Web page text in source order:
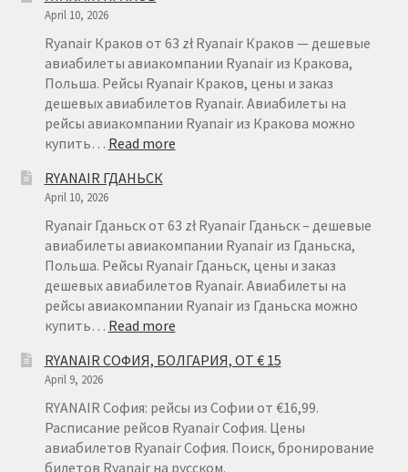
April 10, 2026
Ryanair Краков от 63 zł Ryanair Краков — дешевые
авиабилеты авиакомпании Ryanair из Кракова,
Польша. Рейсы Ryanair Краков, цены и заказ
дешевых авиабилетов Ryanair. Авиабилеты на
рейсы авиакомпании Ryanair из Кракова можно
купить… Read more:
RYANAIR ГДАНЬСК
April 10, 2026
Ryanair Гданьск от 63 zł Ryanair Гданьск – дешевые
авиабилеты авиакомпании Ryanair из Гданьска,
Польша. Рейсы Ryanair Гданьск, цены и заказ
дешевых авиабилетов Ryanair. Авиабилеты на
рейсы авиакомпании Ryanair из Гданьска можно
купить… Read more:
ГДАНЬСК
RYANAIR СОФИЯ, БОЛГАРИЯ, ОТ € 15
April 9, 2026
RYANAIR София: рейсы из Софии от €16,99.
Расписание рейсов Ryanair София. Цены
авиабилетов Ryanair София. Поиск, бронирование
билетов Ryanair на русском.